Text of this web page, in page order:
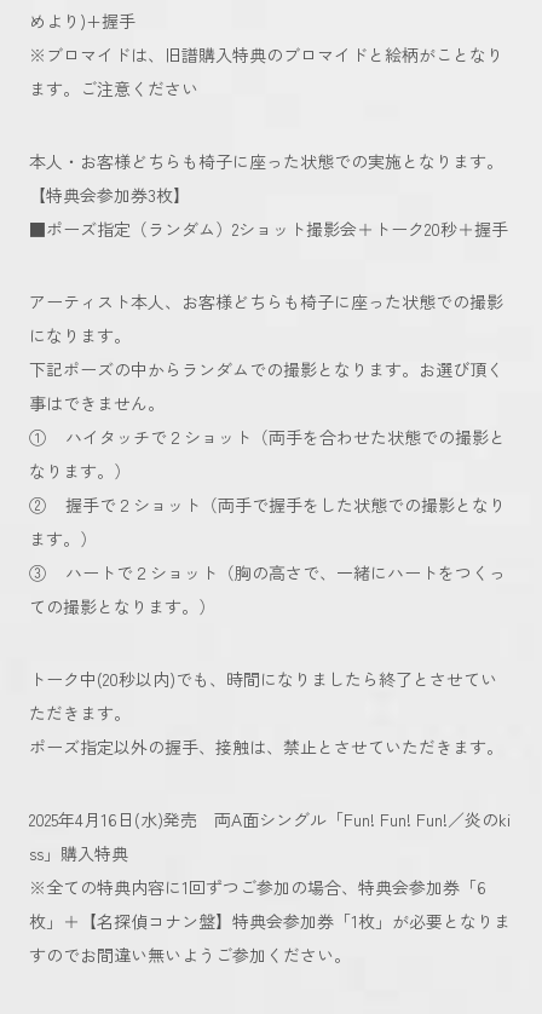
めより)+握手
※ブロマイドは、旧譜購入特典のブロマイドと絵柄がことなり
ます。ご注意ください
本人・お客様どちらも椅子に座った状態での実施となります。
【特典会参加券3枚】
■ポーズ指定（ランダム）2ショット撮影会＋トーク20秒＋握手
アーティスト本人、お客様どちらも椅子に座った状態での撮影
になります。
下記ポーズの中からランダムでの撮影となります。お選び頂く
事はできません。
① ハイタッチで２ショット（両手を合わせた状態での撮影と
なります。）
② 握手で２ショット（両手で握手をした状態での撮影となり
ます。）
③ ハートで２ショット（胸の高さで、一緒にハートをつくっ
ての撮影となります。）
トーク中(20秒以内)でも、時間になりましたら終了とさせてい
ただきます。
ポーズ指定以外の握手、接触は、禁止とさせていただきます。
2025年4月16日(水)発売 両A面シングル「Fun! Fun! Fun!／炎のki
ss」購入特典
※全ての特典内容に1回ずつご参加の場合、特典会参加券「6
枚」＋【名探偵コナン盤】特典会参加券「1枚」が必要となりま
すのでお間違い無いようご参加ください。